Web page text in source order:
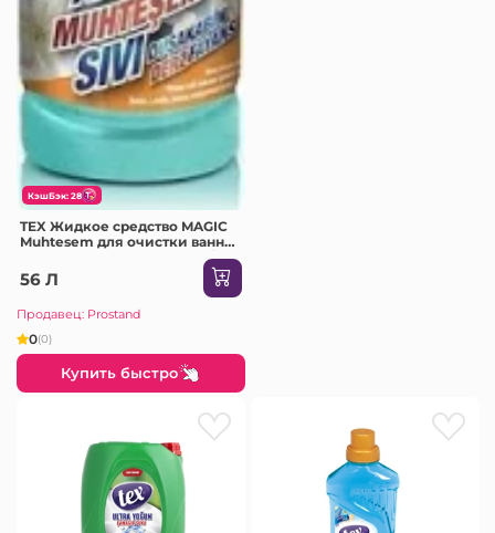
КэшБэк: 28
TEX Жидкое средство MAGIC
Muhtesem для очистки ванны
и фаянса, ржавчины 1000г/
56 Л
Продавец: Prostand
0(0)
Купить быстро